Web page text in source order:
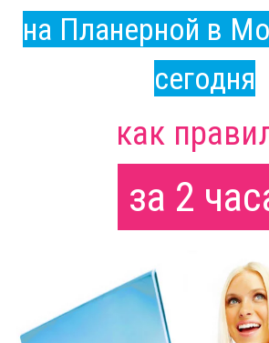
на Планерной в
сегодня
как
за 2